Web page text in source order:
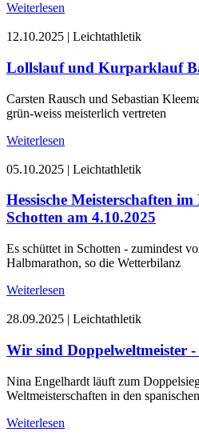
Weiterlesen
12.10.2025 | Leichtathletik
Lollslauf und Kurparklauf
Carsten Rausch und Sebastian
grün-weiss meisterlich vertreten
Weiterlesen
05.10.2025 | Leichtathletik
Hessische Meisterschaften
Schotten am 4.10.2025
Es schüttet in Schotten - zumindest
Halbmarathon, so die Wetterbilanz
Weiterlesen
28.09.2025 | Leichtathletik
Wir sind Doppelweltmeister
Nina Engelhardt läuft zum
Weltmeisterschaften in den
Weiterlesen